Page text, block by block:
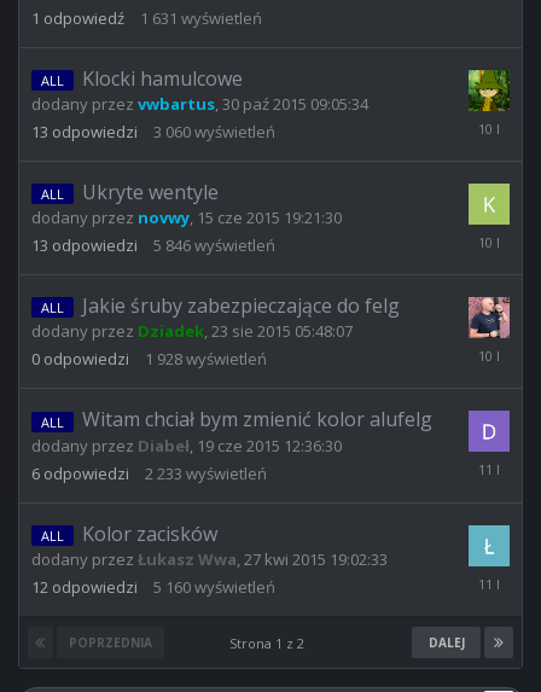
1 odpowiedź 1 631 wyświetleń
ALL Klocki hamulcowe
dodany przez vwbartus,30 paź 2015 09:05:34
13 odpowiedzi 3 060wyświetleń
14
13:52:28
ALL Ukryte wentyle
dodany przez novwy, 15 cze 2015 19:21:30
13 odpowiedzi 5 846wyświetleń
08:44:08
ALL Jakie śruby zabezpieczające do felg
dodany przez Dziadek,23 sie 2015 05:48:07
0 odpowiedzi 1 928wyświetleń
23
05:48:07
ALL Witam chciał bym zmienić kolor alufelg
dodany przez Diabeł, 19 cze 2015 12:36:30
6 odpowiedzi 2 233 wyświetleń
20
19:55:19
ALL Kolor zacisków
dodany przez Łukasz Wwa,27 kwi 2015 19:02:33
12 odpowiedzi 5 160wyświetleń
29
20:20:35
POPRZEDNIA DALEJ
Strona 1 z 2